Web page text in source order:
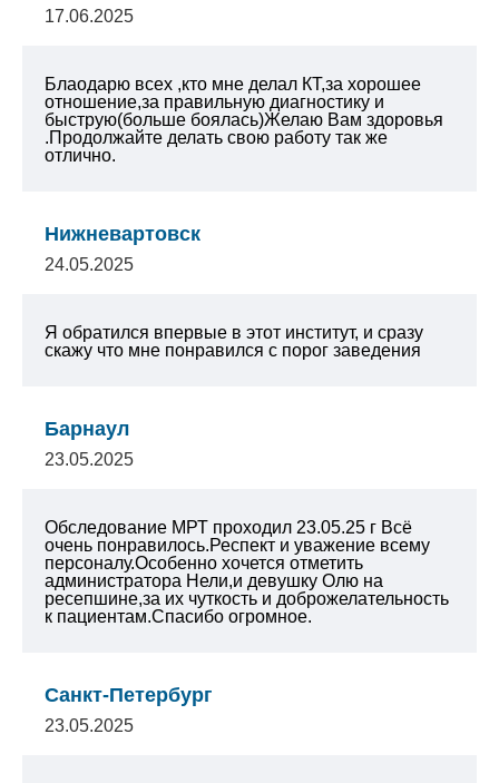
17.06.2025
Блаодарю всех ,кто мне делал КТ,за хорошее
отношение,за правильную диагностику и
быструю(больше боялась)Желаю Вам здоровья
.Продолжайте делать свою работу так же
отлично.
Нижневартовск
24.05.2025
Я обратился впервые в этот институт, и сразу
скажу что мне понравился с порог заведения
Барнаул
23.05.2025
Обследование МРТ проходил 23.05.25 г Всё
очень понравилось.Респект и уважение всему
персоналу.Особенно хочется отметить
администратора Нели,и девушку Олю на
ресепшине,за их чуткость и доброжелательность
к пациентам.Спасибо огромное.
Санкт-Петербург
23.05.2025